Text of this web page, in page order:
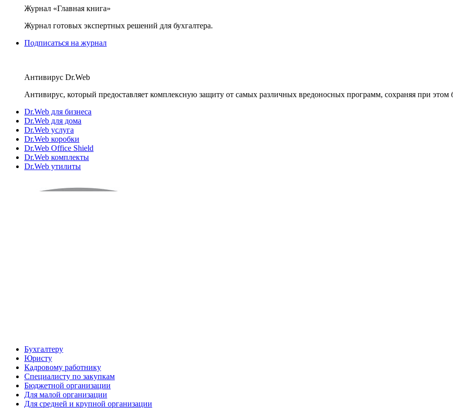
Журнал «Главная книга»
Журнал готовых экспертных решений для бухгалтера.
Подписаться на журнал
Антивирус Dr.Web
Антивирус, который предоставляет комплексную защиту от самых различных вредоносных программ, сохраняя при этом
Dr.Web для бизнеса
Dr.Web для дома
Dr.Web услуга
Dr.Web коробки
Dr.Web Office Shield
Dr.Web комплекты
Dr.Web утилиты
Бухгалтеру
Юристу
Кадровому работнику
Специалисту по закупкам
Бюджетной организации
Для малой организации
Для средней и крупной организации